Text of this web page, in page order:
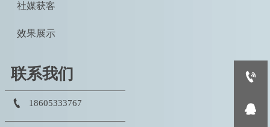
社媒获客
效果展示
联系我们
 18605333767

